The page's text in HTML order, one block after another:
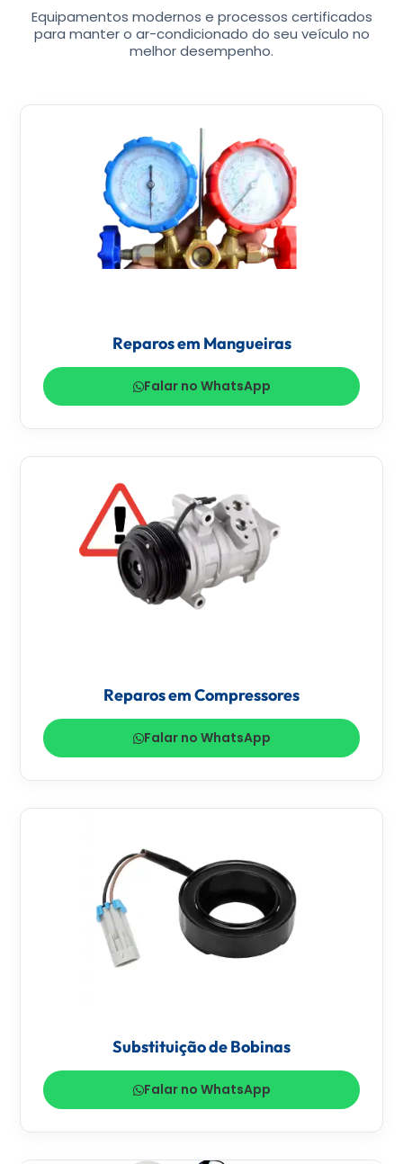
Equipamentos modernos e processos certificados
para manter o ar-condicionado do seu veículo no
melhor desempenho.
Reparos em Mangueiras
Falar no WhatsApp
Reparos em Compressores
Falar no WhatsApp
Substituição de Bobinas
Falar no WhatsApp